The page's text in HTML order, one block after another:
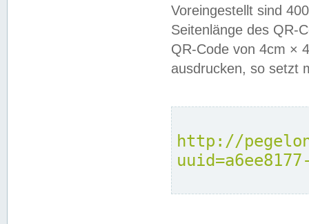
Voreingestellt sind
Seitenlänge des QR-
QR-Code von 4cm ×
ausdrucken, so setzt
http://